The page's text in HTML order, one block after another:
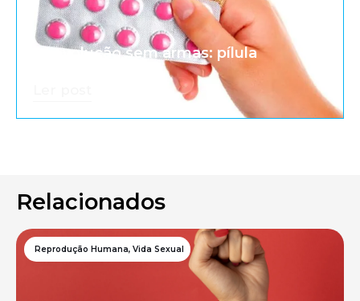
A revolução sem armas: pílula
Relacionados
Reprodução Humana, Vida Sexual